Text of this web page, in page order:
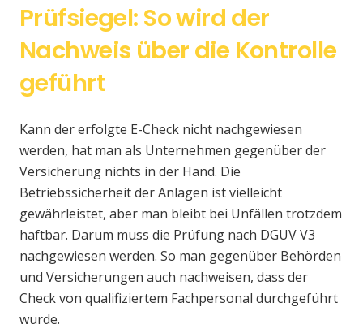
Prüfsiegel: So wird der
Nachweis über die Kontrolle
geführt
Kann der erfolgte E-Check nicht nachgewiesen
werden, hat man als Unternehmen gegenüber der
Versicherung nichts in der Hand. Die
Betriebssicherheit der Anlagen ist vielleicht
gewährleistet, aber man bleibt bei Unfällen trotzdem
haftbar. Darum muss die Prüfung nach DGUV V3
nachgewiesen werden. So man gegenüber Behörden
und Versicherungen auch nachweisen, dass der
Check von qualifiziertem Fachpersonal durchgeführt
wurde.